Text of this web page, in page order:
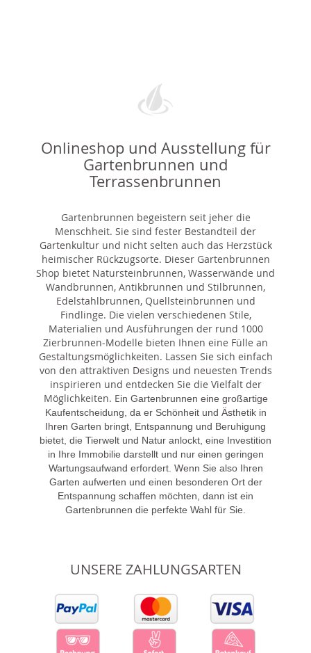
Onlineshop und Ausstellung für
Gartenbrunnen und
Terrassenbrunnen
Gartenbrunnen begeistern seit jeher die
Menschheit. Sie sind fester Bestandteil der
Gartenkultur und nicht selten auch das Herzstück
heimischer Rückzugsorte. Dieser Gartenbrunnen
Shop bietet Natursteinbrunnen, Wasserwände und
Wandbrunnen, Antikbrunnen und Stilbrunnen,
Edelstahlbrunnen, Quellsteinbrunnen und
Findlinge. Die vielen verschiedenen Stile,
Materialien und Ausführungen der rund 1000
Zierbrunnen-Modelle bieten Ihnen eine Fülle an
Gestaltungsmöglichkeiten. Lassen Sie sich einfach
von den attraktiven Designs und neuesten Trends
inspirieren und entdecken Sie die Vielfalt der
Möglichkeiten. Ein Gartenbrunnen eine großartige
Kaufentscheidung, da er Schönheit und Ästhetik in
Ihren Garten bringt, Entspannung und Beruhigung
bietet, die Tierwelt und Natur anlockt, eine Investition
in Ihre Immobilie darstellt und nur einen geringen
Wartungsaufwand erfordert. Wenn Sie also Ihren
Garten aufwerten und einen besonderen Ort der
Entspannung schaffen möchten, dann ist ein
Gartenbrunnen die perfekte Wahl für Sie.
UNSERE ZAHLUNGSARTEN